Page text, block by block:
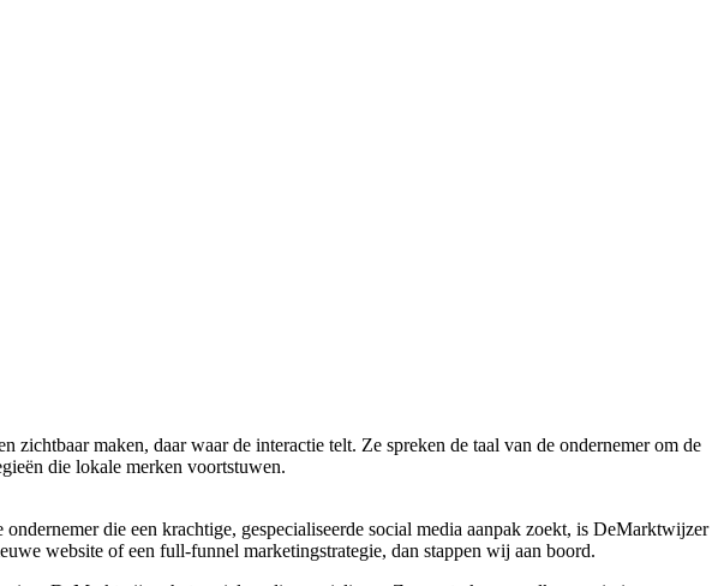
maken, daar waar de interactie telt. Ze spreken de taal van de ondernemer om de
die lokale merken voortstuwen.
die een krachtige, gespecialiseerde social media aanpak zoekt, is DeMarktwijzer
website of een full-funnel marketingstrategie, dan stappen wij aan boord.